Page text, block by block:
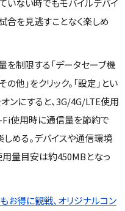
いない時でもモバイルデバイ
合を見逃すことなく楽しめ
を制限する「データセーブ機
他」をクリック。「設定」とい
ンにすると、3G/4G/LTE使用
Fi使用時に通信量を節約で
しめる。デバイスや通信環境
用量目安は約450MBとなっ
お得に観戦、オリジナルコン